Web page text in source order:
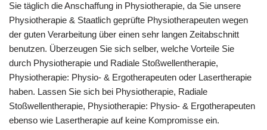
Sie täglich die Anschaffung in Physiotherapie, da Sie unsere
Physiotherapie & Staatlich geprüfte Physiotherapeuten wegen
der guten Verarbeitung über einen sehr langen Zeitabschnitt
benutzen. Überzeugen Sie sich selber, welche Vorteile Sie
durch Physiotherapie und Radiale Stoßwellentherapie,
Physiotherapie: Physio- & Ergotherapeuten oder Lasertherapie
haben. Lassen Sie sich bei Physiotherapie, Radiale
Stoßwellentherapie, Physiotherapie: Physio- & Ergotherapeuten
ebenso wie Lasertherapie auf keine Kompromisse ein.